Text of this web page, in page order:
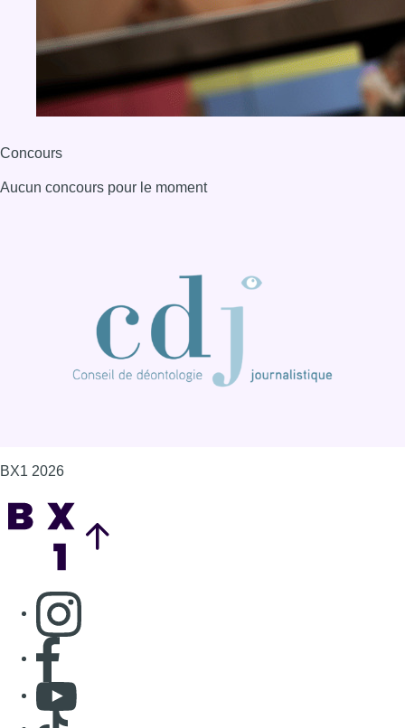
Concours
Aucun concours pour le moment
BX1 2026
Consulter page Instagram
Consulter page Facebook
Consulter Youtube
Consulter TikTok